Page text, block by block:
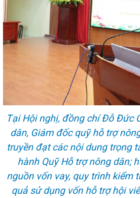
Tại Hội nghị, đồng chí Đỗ Đức
dân, Giám đốc quỹ hỗ trợ
truyền đạt các nội dung trọng
hành Quỹ Hỗ trợ nông dân;
nguồn vốn vay, quy trình kiểm
quả sử dụng vốn hỗ trợ hội